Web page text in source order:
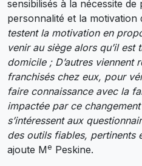
sensibilisés à la nécessite
personnalité et la motivation
testent la motivation en
venir au siège alors qu’il est
domicile ; D’autres viennent
franchisés chez eux, pour
faire connaissance avec la
impactée par ce
s’intéressent aux
des outils fiables, pertinents
ajoute Me Peskine.